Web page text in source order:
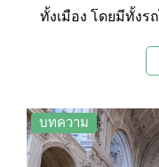
เทพนิยายนับแต่นั้น
กสำคัญที่มีชื่อเสียง
คนที่มาเยือนเมือง
ทั้งเมือง โดยมีทั้งร
ประเทศเยอรมนี แ
ถิ่นในเมืองมิวนิค
บทความ